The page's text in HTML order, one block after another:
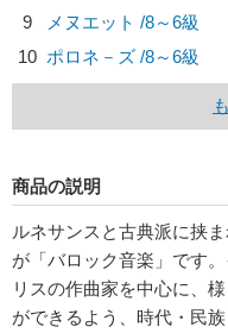
9
メヌエット /8～6級
10 ポロネ－ズ /8～6級
商品の説明
ルネサンスと古典派に挟
が「バロック音楽」です
リスの作曲家を中心に、
ができるよう、時代・民